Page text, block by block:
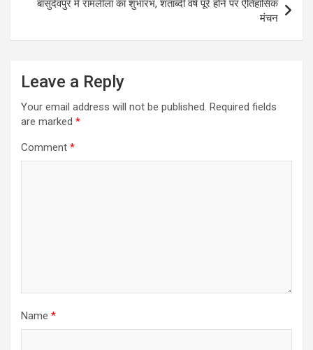
बासुदेवपुर में रामलीला का शुभारंभ, शताब्दी वर्ष पूरे होने पर ऐतिहासिक
मंचन
Leave a Reply
Your email address will not be published. Required fields
are marked *
Comment *
Name *